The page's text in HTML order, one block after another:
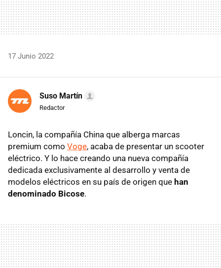
17 Junio 2022
Suso Martín
Redactor
Loncin, la compañía China que alberga marcas
premium como Voge, acaba de presentar un scooter
eléctrico. Y lo hace creando una nueva compañía
dedicada exclusivamente al desarrollo y venta de
modelos eléctricos en su país de origen que han
denominado Bicose.